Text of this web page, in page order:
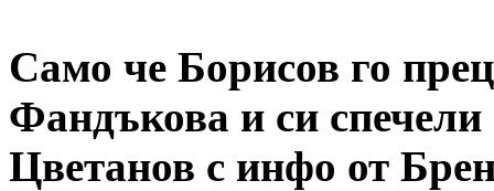
Само че Борисов го
Фандъкова и си
Цветанов с инфо от